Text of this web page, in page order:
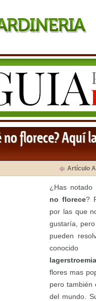
florece? Aquí
Artículo
¿Has
no florece?
por las que
gustaría,
pueden
conocido
lagerstroemia
flores mas
pero también
del mundo.